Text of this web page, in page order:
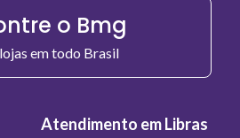
o Bmg
em todo Brasil
Atendimento em Libras